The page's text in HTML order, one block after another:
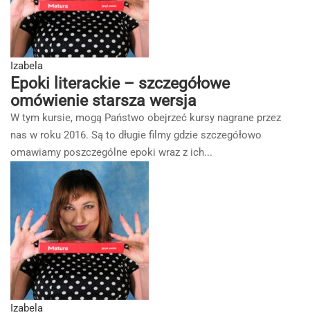
Izabela
Epoki literackie – szczegółowe
omówienie starsza wersja
W tym kursie, mogą Państwo obejrzeć kursy nagrane przez
nas w roku 2016. Są to długie filmy gdzie szczegółowo
omawiamy poszczególne epoki wraz z ich...
Izabela